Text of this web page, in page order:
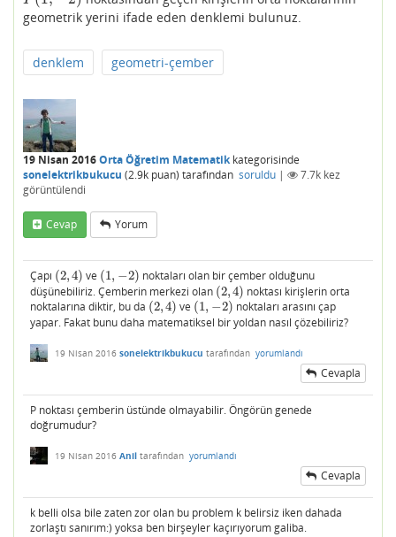
geometrik yerini ifade eden denklemi bulunuz.
denklem geometri-çember
19 Nisan 2016Orta Öğretim Matematikkategorisinde
sonelektrikbukucu (2.9k puan) tarafından soruldu | 7.7k kez
görüntülendi
Cevap Yorum
Çapı (2, 4)
(2,4) ve (1, −2)
(1,−2)
noktaları olan bir çember olduğunu
düşünebiliriz. Çemberin merkezi olan (2, 4)
(2,4)
noktası kirişlerin orta
noktalarına diktir, bu da (2, 4)
(2,4) ve (1, −2)
(1,−2)
noktaları arasını çap
yapar. Fakat bunu daha matematiksel bir yoldan nasıl çözebiliriz?
19 Nisan 2016 sonelektrikbukucu tarafından yorumlandı
Cevapla
P noktası çemberin üstünde olmayabilir. Öngörün genede
doğrumudur?
19 Nisan 2016 Anil tarafından yorumlandı
Cevapla
k belli olsa bile zaten zor olan bu problem k belirsiz iken dahada
zorlaştı sanırım:) yoksa ben birşeyler kaçırıyorum galiba.